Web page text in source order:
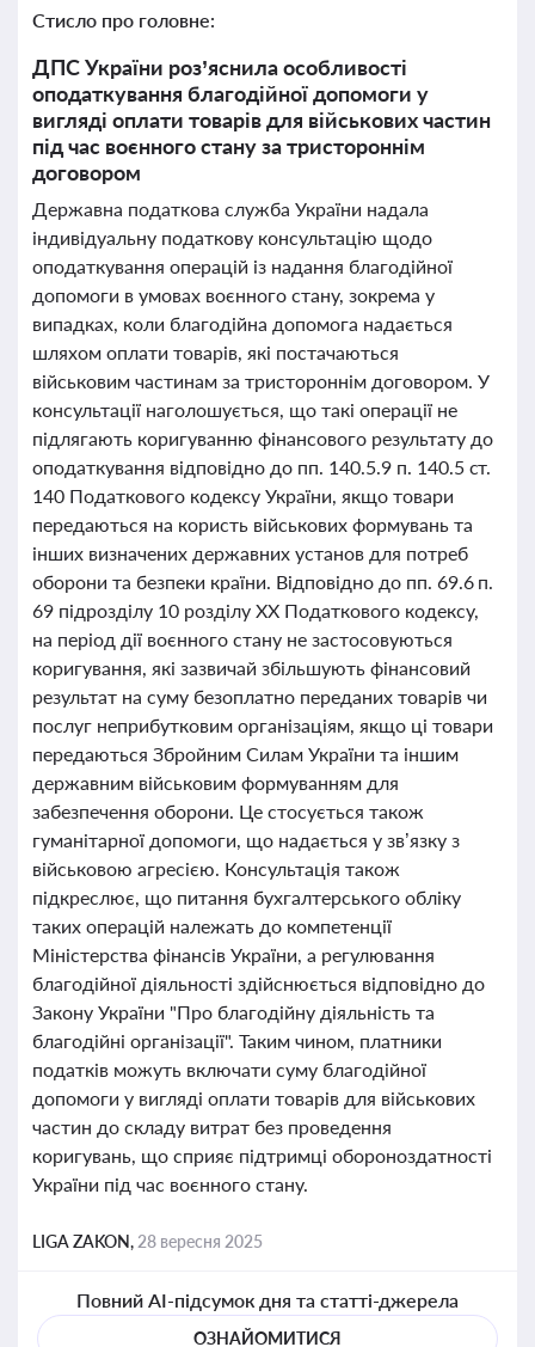
Стисло про головне:
ДПС України роз’яснила особливості
оподаткування благодійної допомоги у
вигляді оплати товарів для військових частин
під час воєнного стану за тристороннім
договором
Державна податкова служба України надала
індивідуальну податкову консультацію щодо
оподаткування операцій із надання благодійної
допомоги в умовах воєнного стану, зокрема у
випадках, коли благодійна допомога надається
шляхом оплати товарів, які постачаються
військовим частинам за тристороннім договором. У
консультації наголошується, що такі операції не
підлягають коригуванню фінансового результату до
оподаткування відповідно до пп. 140.5.9 п. 140.5 ст.
140 Податкового кодексу України, якщо товари
передаються на користь військових формувань та
інших визначених державних установ для потреб
оборони та безпеки країни. Відповідно до пп. 69.6 п.
69 підрозділу 10 розділу XX Податкового кодексу,
на період дії воєнного стану не застосовуються
коригування, які зазвичай збільшують фінансовий
результат на суму безоплатно переданих товарів чи
послуг неприбутковим організаціям, якщо ці товари
передаються Збройним Силам України та іншим
державним військовим формуванням для
забезпечення оборони. Це стосується також
гуманітарної допомоги, що надається у зв’язку з
військовою агресією. Консультація також
підкреслює, що питання бухгалтерського обліку
таких операцій належать до компетенції
Міністерства фінансів України, а регулювання
благодійної діяльності здійснюється відповідно до
Закону України "Про благодійну діяльність та
благодійні організації". Таким чином, платники
податків можуть включати суму благодійної
допомоги у вигляді оплати товарів для військових
частин до складу витрат без проведення
коригувань, що сприяє підтримці обороноздатності
України під час воєнного стану.
LIGA ZAKON, 28 вересня 2025
Повний AI-підсумок дня та статті-джерела
ОЗНАЙОМИТИСЯ